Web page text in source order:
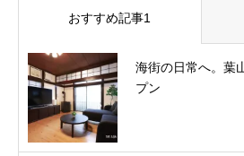
おすすめ記事1
海街の日常へ。葉
プン